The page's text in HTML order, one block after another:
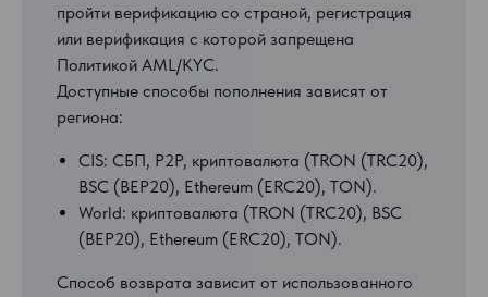
пройти верификацию со страной, регистрация
или верификация с которой запрещена
Политикой AML/KYC.
Доступные способы пополнения зависят от
региона:
CIS: СБП, P2P, криптовалюта (TRON (TRC20),
BSC (BEP20), Ethereum (ERC20), TON).
World: криптовалюта (TRON (TRC20), BSC
(BEP20), Ethereum (ERC20), TON).
Способ возврата зависит от использованного